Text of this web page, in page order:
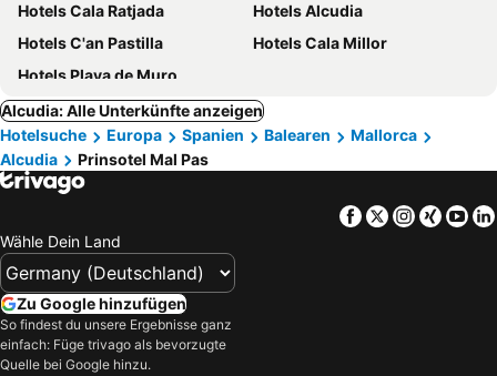
Hotels Cala Ratjada
Hotels Alcudia
Hotels C'an Pastilla
Hotels Cala Millor
Hotels Playa de Muro
Alcudia: Alle Unterkünfte anzeigen
Hotelsuche
Europa Spanien Balearen
Mallorca
Alcudia
Prinsotel Mal Pas
Facebook
TwitterXing
Wähle Dein Land
Zu Google hinzufügen
So findest du unsere Ergebnisse ganz
einfach: Füge trivago als bevorzugte
Quelle bei Google hinzu.